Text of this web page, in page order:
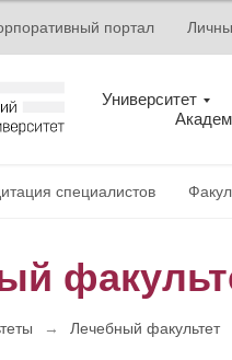
портал
Университет
специалистов
→ Лечебный факультет